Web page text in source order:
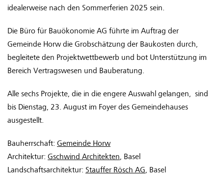
idealerweise nach den Sommerferien 2025 sein.
Die Büro für Bauökonomie AG führte im Auftrag der
Gemeinde Horw die Grobschätzung der Baukosten durch,
begleitete den Projektwettbewerb und bot Unterstützung im
Bereich Vertragswesen und Bauberatung.
Alle sechs Projekte, die in die engere Auswahl gelangen, sind
bis Dienstag, 23. August im Foyer des Gemeindehauses
ausgestellt.
Bauherrschaft: Gemeinde Horw
Architektur: Gschwind Architekten, Basel
Landschaftsarchitektur: Stauffer Rösch AG, Basel